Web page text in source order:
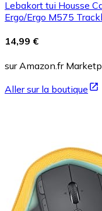
Lebakort tui Housse
Ergo/Ergo M575
14,99 €
sur Amazon.fr
Aller sur la boutique